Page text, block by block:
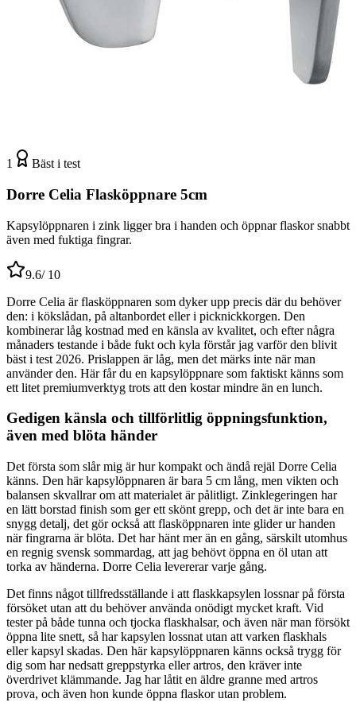
1 Bäst i test
Dorre Celia Flasköppnare 5cm
Kapsylöppnaren i zink ligger bra i handen och öppnar flaskor snabbt
även med fuktiga fingrar.
9.6/ 10
Dorre Celia är flasköppnaren som dyker upp precis där du behöver
den: i kökslådan, på altanbordet eller i picknickkorgen. Den
kombinerar låg kostnad med en känsla av kvalitet, och efter några
månaders testande i både fukt och kyla förstår jag varför den blivit
bäst i test 2026. Prislappen är låg, men det märks inte när man
använder den. Här får du en kapsylöppnare som faktiskt känns som
ett litet premiumverktyg trots att den kostar mindre än en lunch.
Gedigen känsla och tillförlitlig öppningsfunktion,
även med blöta händer
Det första som slår mig är hur kompakt och ändå rejäl Dorre Celia
känns. Den här kapsylöppnaren är bara 5 cm lång, men vikten och
balansen skvallrar om att materialet är pålitligt. Zinklegeringen har
en lätt borstad finish som ger ett skönt grepp, och det är inte bara en
snygg detalj, det gör också att flasköppnaren inte glider ur handen
när fingrarna är blöta. Det har hänt mer än en gång, särskilt utomhus
en regnig svensk sommardag, att jag behövt öppna en öl utan att
torka av händerna. Dorre Celia levererar varje gång.
Det finns något tillfredsställande i att flaskkapsylen lossnar på första
försöket utan att du behöver använda onödigt mycket kraft. Vid
tester på både tunna och tjocka flaskhalsar, och även när man försökt
öppna lite snett, så har kapsylen lossnat utan att varken flaskhals
eller kapsyl skadas. Den här kapsylöppnaren känns också trygg för
dig som har nedsatt greppstyrka eller artros, den kräver inte
överdrivet klämmande. Jag har låtit en äldre granne med artros
prova, och även hon kunde öppna flaskor utan problem.